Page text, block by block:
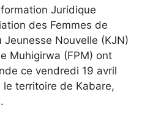
Juridique
des Femmes de
Jeunesse Nouvelle (KJN)
Muhigirwa (FPM) ont
ce vendredi 19 avril
territoire de Kabare,